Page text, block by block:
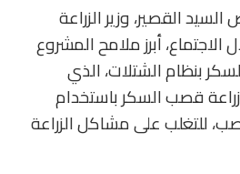
القصير، وزير الزراعة
الاجتماع، أبرز ملامح المشروع
بنظام الشتلات، الذي
قصب السكر باستخدام
للتغلب على مشاكل الزراعة